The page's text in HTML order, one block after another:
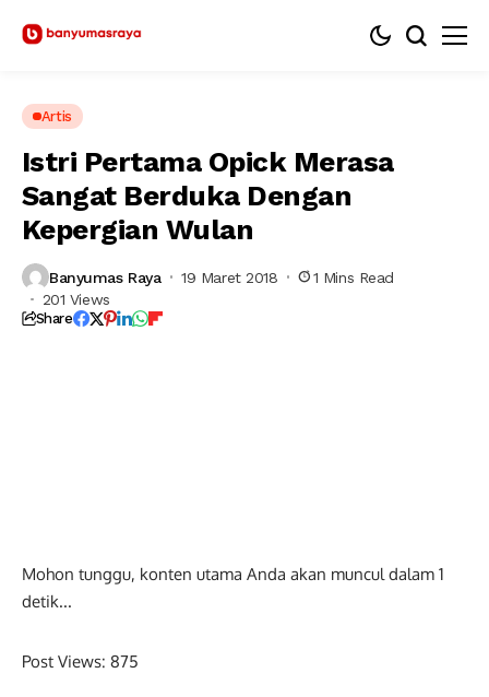
Artis
Istri Pertama Opick Merasa
Sangat Berduka Dengan
Kepergian Wulan
Banyumas Raya 19 Maret 2018
1 Mins Read
201 Views
Share
Mohon tunggu, konten utama Anda akan muncul dalam 1
detik...
Post Views: 875